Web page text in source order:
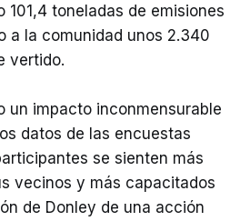
101,4 toneladas de emisiones
a la comunidad unos 2.340
vertido.
un impacto inconmensurable
datos de las encuestas
se sienten más
vecinos y más capacitados
de Donley de una acción